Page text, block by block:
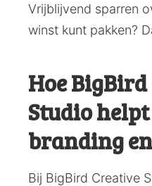
Vrijblijvend sparren
winst kunt pakken?
Hoe
Studio
branding
Bij BigBird Creative